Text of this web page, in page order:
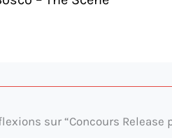
sur “Concours Release